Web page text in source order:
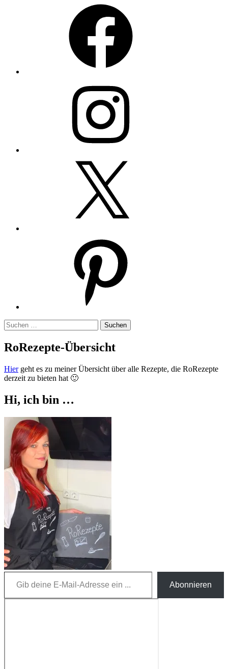
Suchen
nach:
RoRezepte-Übersicht
Hiergeht es zu meiner Übersicht über alle Rezepte, die RoRezepte
derzeit zu bieten hat 🙂
Hi, ich bin …
Gib deine E-Mail-Adresse ein ...
Abonnieren